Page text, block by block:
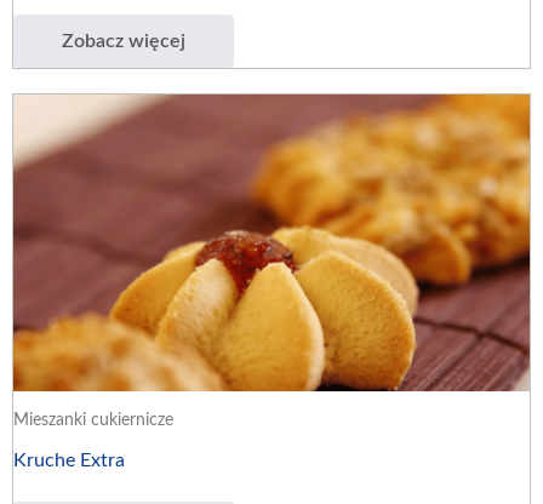
Zobacz więcej
Mieszanki cukiernicze
Kruche Extra